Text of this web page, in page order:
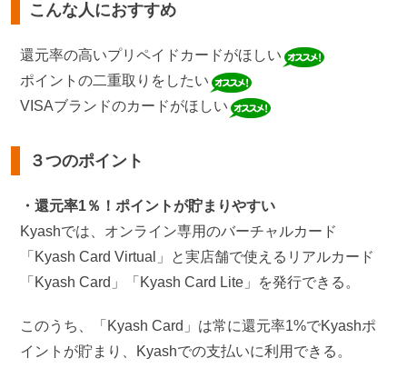
こんな人におすすめ
還元率の高いプリペイドカードがほしい
ポイントの二重取りをしたい
VISAブランドのカードがほしい
３つのポイント
・還元率1％！ポイントが貯まりやすい
Kyashでは、オンライン専用のバーチャルカード
「Kyash Card Virtual」と実店舗で使えるリアルカード
「Kyash Card」「Kyash Card Lite」を発行できる。
このうち、「Kyash Card」は常に還元率1%でKyashポ
イントが貯まり、Kyashでの支払いに利用できる。